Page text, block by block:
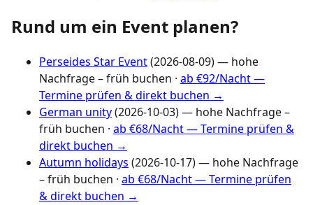
Rund um ein Event planen?
Perseides Star Event(2026-08-09) — hohe
Nachfrage – früh buchen · ab €92/Nacht —
Termine prüfen & direkt buchen →
German unity(2026-10-03) — hohe Nachfrage –
früh buchen · ab €68/Nacht — Termine prüfen &
direkt buchen →
Autumn holidays (2026-10-17) — hohe Nachfrage
– früh buchen · ab €68/Nacht — Termine prüfen
& direkt buchen →